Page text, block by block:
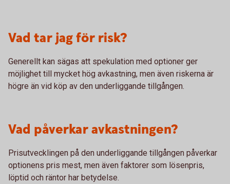
Vad tar jag för risk?
Generellt kan sägas att spekulation med optioner ger
möjlighet till mycket hög avkastning, men även riskerna är
högre än vid köp av den underliggande tillgången.
Vad påverkar avkastningen?
Prisutvecklingen på den underliggande tillgången påverkar
optionens pris mest, men även faktorer som lösenpris,
löptid och räntor har betydelse.